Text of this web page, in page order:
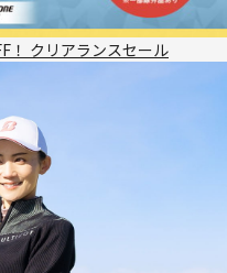
！ クリアランスセール